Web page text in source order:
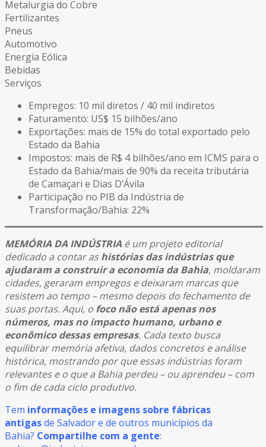
Metalurgia do Cobre
Fertilizantes
Pneus
Automotivo
Energia Eólica
Bebidas
Serviços
Empregos: 10 mil diretos / 40 mil indiretos
Faturamento: US$ 15 bilhões/ano
Exportações: mais de 15% do total exportado pelo
Estado da Bahia
Impostos: mais de R$ 4 bilhões/ano em ICMS para o
Estado da Bahia/mais de 90% da receita tributária
de Camaçari e Dias D’Ávila
Participação no PIB da Indústria de
Transformação/Bahia: 22%
MEMÓRIA DA INDÚSTRIA é um projeto editorial
dedicado a contar ashistórias das indústrias que
ajudaram a construir a economia da Bahia, moldaram
cidades, geraram empregos e deixaram marcas que
resistem ao tempo – mesmo depois do fechamento de
suas portas. Aqui, o foco não está apenas nos
números, mas no impacto humano, urbano e
econômico dessas empresas. Cada texto busca
equilibrar memória afetiva, dados concretos e análise
histórica, mostrando por que essas indústrias foram
relevantes e o que a Bahia perdeu – ou aprendeu – com
o fim de cada ciclo produtivo.
Tem informações e imagens sobre fábricas
antigasde Salvador e de outros municípios da
Bahia? Compartilhe com a gente: